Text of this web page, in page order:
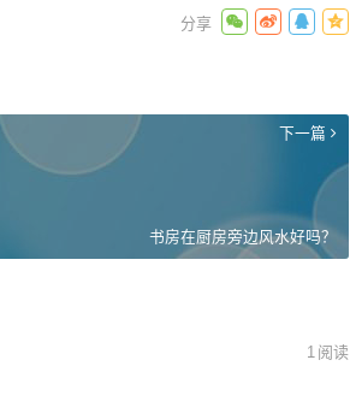
下一篇
书房在厨房旁边风水好吗？
1 阅读